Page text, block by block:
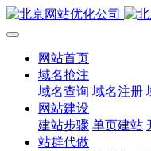
网站首页
域名抢注
域名查询 域名注册
网站建设
建站步骤 单页建站
站群代做